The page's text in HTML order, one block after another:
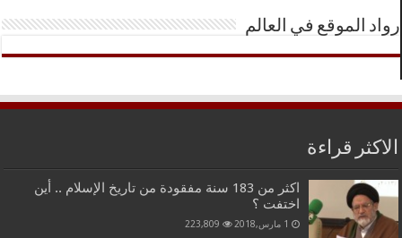
رواد الموقع في العالم
الاكثر قراءة
اكثر من 183 سنة مفقودة من تاريخ الإسلام .. أين
اختفت ؟
1 مارس,2018 223,809